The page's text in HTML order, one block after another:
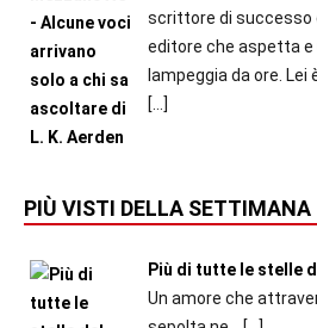
scrittore di successo
editore che aspetta e
lampeggia da ore. Lei
[…]
PIÙ VISTI DELLA SETTIMANA
Più di tutte le stelle
Un amore che